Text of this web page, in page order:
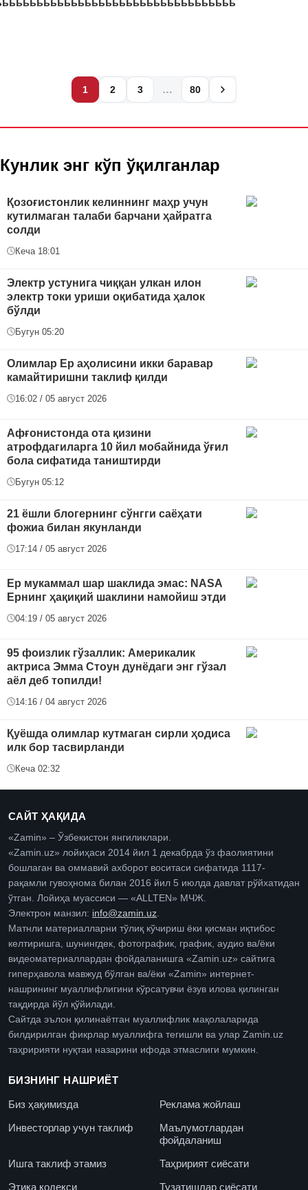
1 2 3 … 80
Кунлик энг кўп ўқилганлар
Қозоғистонлик келиннинг маҳр учун
кутилмаган талаби барчани ҳайратга
солди
Кеча 18:01
Электр устунига чиққан улкан илон
электр токи уриши оқибатида ҳалок
бўлди
Бугун 05:20
Олимлар Ер аҳолисини икки баравар
камайтиришни таклиф қилди
16:02 / 05 август 2026
Афғонистонда ота қизини
атрофдагиларга 10 йил мобайнида ўғил
бола сифатида таништирди
Бугун 05:12
21 ёшли блогернинг сўнгги саёҳати
фожиа билан якунланди
17:14 / 05 август 2026
Ер мукаммал шар шаклида эмас: NASA
Ернинг ҳақиқий шаклини намойиш этди
04:19 / 05 август 2026
95 фоизлик гўзаллик: Америкалик
актриса Эмма Стоун дунёдаги энг гўзал
аёл деб топилди!
14:16 / 04 август 2026
Қуёшда олимлар кутмаган сирли ҳодиса
илк бор тасвирланди
Кеча 02:32
САЙТ ҲАҚИДА
«Zamin» – Ўзбекистон янгиликлари.
«Zamin.uz» лойиҳаси 2014 йил 1 декабрда ўз фаолиятини
бошлаган ва оммавий ахборот воситаси сифатида 1117-
рақамли гувоҳнома билан 2016 йил 5 июлда давлат рўйхатидан
ўтган. Лойиҳа муассиси — «ALLTEN» МЧЖ.
Электрон манзил: info@zamin.uz
Матнли материалларни тўлиқ кўчириш ёки қисман иқтибос
келтиришга, шунингдек, фотографик, график, аудио ва/ёки
видеоматериаллардан фойдаланишга «Zamin.uz» сайтига
гиперҳавола мавжуд бўлган ва/ёки «Zamin» интернет-
нашрининг муаллифлигини кўрсатувчи ёзув илова қилинган
тақдирда йўл қўйилади.
Сайтда эълон қилинаётган муаллифлик мақолаларида
билдирилган фикрлар муаллифга тегишли ва улар Zamin.uz
таҳририяти нуқтаи назарини ифода этмаслиги мумкин.
БИЗНИНГ НАШРИЁТ
Биз ҳақимизда
Реклама жойлаш
Инвесторлар учун таклиф
Маълумотлардан
фойдаланиш
Ишга таклиф этамиз
Таҳририят сиёсати
Этика кодекси
Тузатишлар сиёсати